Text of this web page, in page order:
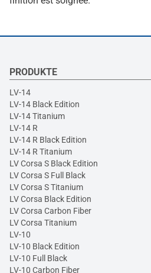
PRODUKTE
LV-14
LV-14 Black Edition
LV-14 Titanium
LV-14 R
LV-14 R Black Edition
LV-14 R Titanium
LV Corsa S Black Edition
LV Corsa S Full Black
LV Corsa S Titanium
LV Corsa Black Edition
LV Corsa Carbon Fiber
LV Corsa Titanium
LV-10
LV-10 Black Edition
LV-10 Full Black
LV-10 Carbon Fiber